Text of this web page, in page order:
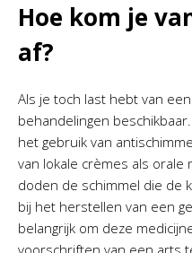
Hoe kom je
af?
Als je toch last hebt van
behandelingen
het gebruik van
van lokale crèmes als orale
doden de schimmel die de
bij het herstellen van een
belangrijk om deze
voorschriften van een arts